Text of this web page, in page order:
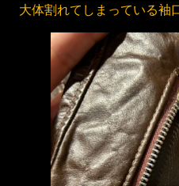
大体割れてしまっている袖